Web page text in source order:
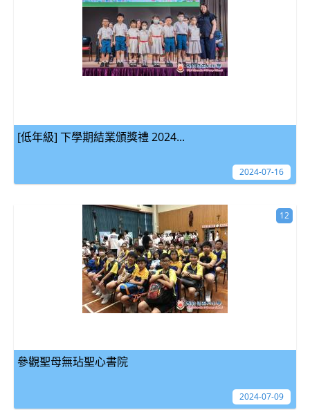
[低年級] 下學期結業頒獎禮 2024...
2024-07-16
參觀聖母無玷聖心書院
12
2024-07-09